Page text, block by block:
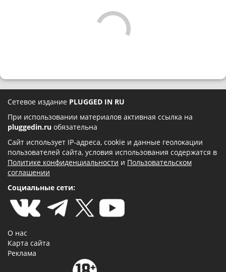
Сетевое издание PLUGGED IN RU
При использовании материалов активная ссылка на
pluggedin.ru обязательна
Сайт использует IP-адреса, cookie и данные геолокации
пользователей сайта, условия использования содержатся в
Политике конфиденциальности и Пользовательском
соглашении
Социальные сети:
О нас
Карта сайта
Реклама